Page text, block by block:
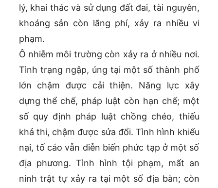
lý, khai thác và sử dụng đất đai, tài nguyên,
khoáng sản còn lãng phí, xảy ra nhiều vi
phạm.
Ô nhiễm môi trường còn xảy ra ở nhiều nơi.
Tình trạng ngập, úng tại một số thành phố
lớn chậm được cải thiện. Năng lực xây
dựng thể chế, pháp luật còn hạn chế; một
số quy định pháp luật chồng chéo, thiếu
khả thi, chậm được sửa đổi. Tình hình khiếu
nại, tố cáo vẫn diễn biến phức tạp ở một số
địa phương. Tình hình tội phạm, mất an
ninh trật tự xảy ra tại một số địa bàn; còn